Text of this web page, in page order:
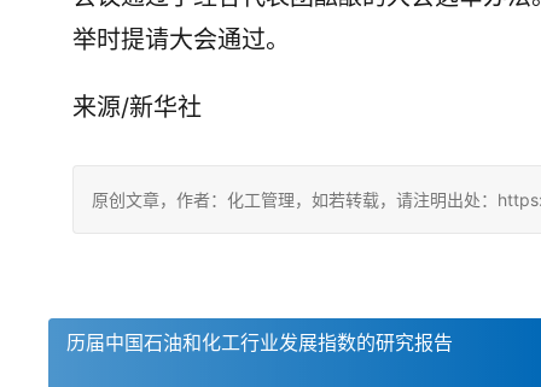
举时提请大会通过。
来源/新华社
原创文章，作者：化工管理，如若转载，请注明出处：
历届中国石油和化工行业发展指数的研究报告